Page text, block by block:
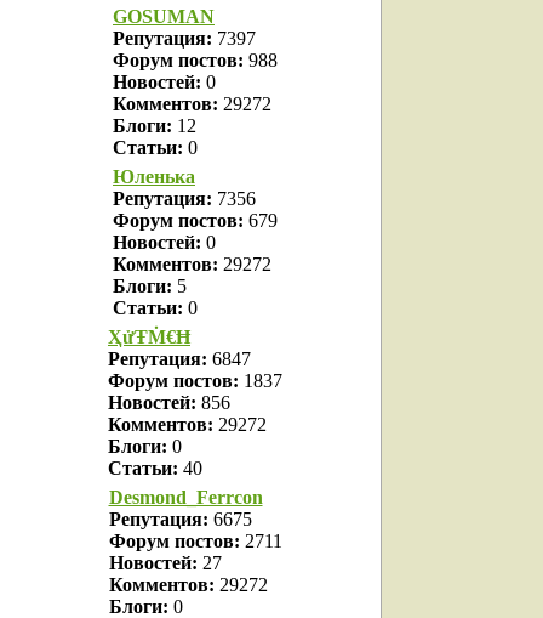
GOSUMAN
Репутация: 7397
Форум постов: 988
Новостей: 0
Комментов: 29272
Блоги: 12
Статьи: 0
Юленька
Репутация: 7356
Форум постов: 679
Новостей: 0
Комментов: 29272
Блоги: 5
Статьи: 0
ҲửŦṀ€Ħ
Репутация: 6847
Форум постов: 1837
Новостей: 856
Комментов: 29272
Блоги: 0
Статьи: 40
Desmond_Ferrcon
Репутация: 6675
Форум постов: 2711
Новостей: 27
Комментов: 29272
Блоги: 0